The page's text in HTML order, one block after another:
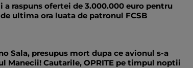
a raspuns ofertei de 3.000.000 euro pentru
ultima ora luata de patronul FCSB
Sala, presupus mort dupa ce avionul s-a
Manecii! Cautarile, OPRITE pe timpul noptii